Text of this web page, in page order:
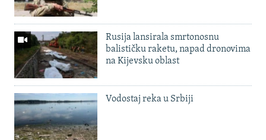
Rusija lansirala smrtonosnu
balističku raketu, napad dronovima
na Kijevsku oblast
Vodostaj reka u Srbiji